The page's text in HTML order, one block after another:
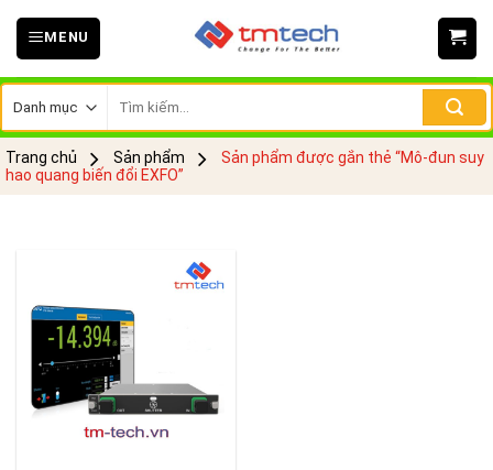
Skip
MENU
kiếm:
Trang chủ Sản phẩm
Sản phẩm được gắn thẻ “Mô-đun suy
hao quang biến đổi EXFO”